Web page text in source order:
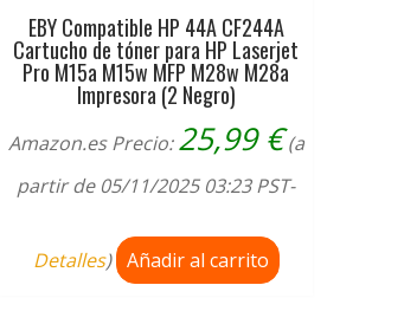
EBY Compatible HP 44A CF244A
Cartucho de tóner para HP Laserjet
Pro M15a M15w MFP M28w M28a
Impresora (2 Negro)
Amazon.es Precio:25,99€(a
partir de 05/11/2025 03:23 PST-
Detalles) Añadir al carrito